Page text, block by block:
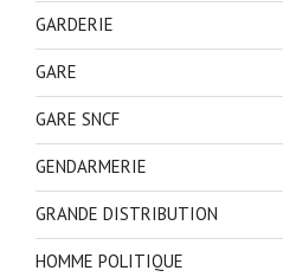
GARDERIE
GARE
GARE SNCF
GENDARMERIE
GRANDE DISTRIBUTION
HOMME POLITIQUE